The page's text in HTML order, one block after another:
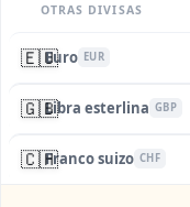
OTRAS DIVISAS
🇪🇺Euro EUR
🇬🇧Libra esterlina GBP
🇨🇭Franco suizo CHF